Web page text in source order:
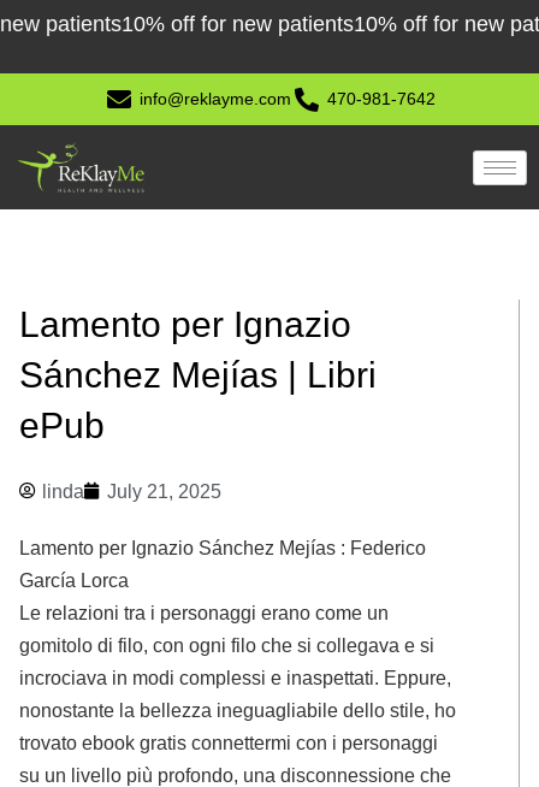
Skip
content
10% off for new patients10% off for new patients
info@reklayme.com 470-981-7642
Lamento per Ignazio
Sánchez Mejías | Libri
ePub
linda July 21, 2025
Lamento per Ignazio Sánchez Mejías : Federico
García Lorca
Le relazioni tra i personaggi erano come un
gomitolo di filo, con ogni filo che si collegava e si
incrociava in modi complessi e inaspettati. Eppure,
nonostante la bellezza ineguagliabile dello stile, ho
trovato ebook gratis connettermi con i personaggi
su un livello più profondo, una disconnessione che